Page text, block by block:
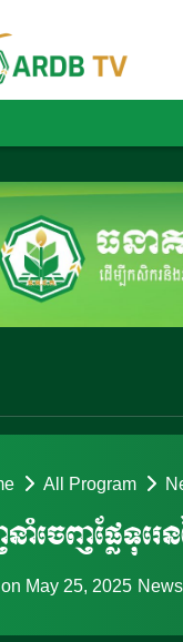
All Program
ាំ​ចេញផ្លែ​ទុរ
May 25, 2025 News